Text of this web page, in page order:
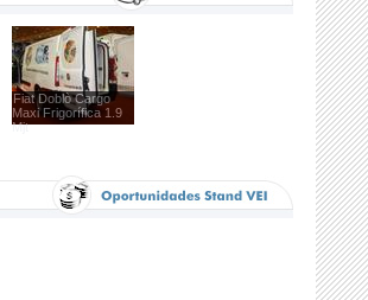
Fiat Doblò Cargo
Maxi Frigorífica 1.9
Mjt